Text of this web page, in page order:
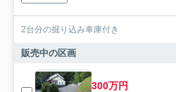
2台分の掘り込み車庫付き
販売中の区画
300万円